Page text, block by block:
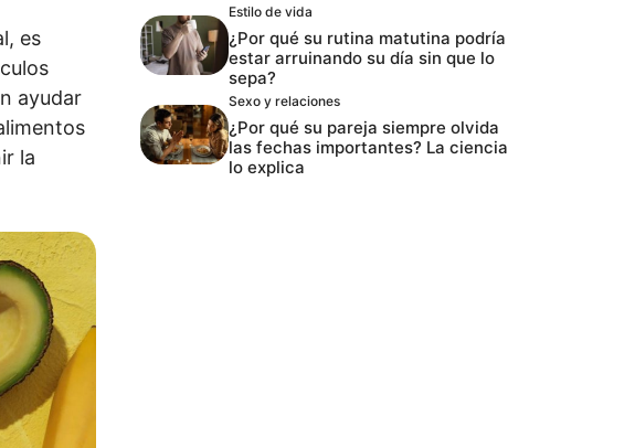
es
ayudar
la
Estilo de vida
¿Por qué su rutina matutina podría
estar arruinando su día sin que lo
sepa?
Sexo y relaciones
¿Por qué su pareja siempre olvida
las fechas importantes? La ciencia
lo explica